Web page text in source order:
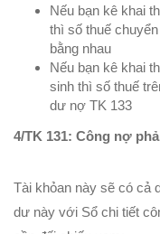
Nếu bạn kê khai
thì số thuế
bằng nhau
Nếu bạn kê khai
sinh thì số thuế
dư nợ TK 133
4/TK 131: Công nợ
Tài khỏan này sẽ có cả
dư này với Sổ chi tiết